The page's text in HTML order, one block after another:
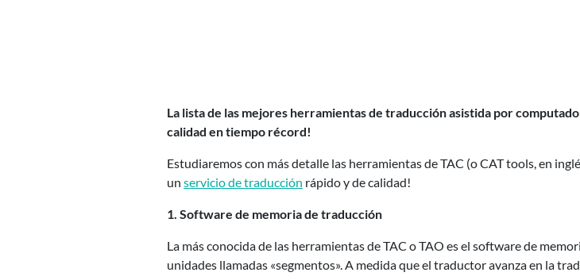
La lista de las mejores herramientas de traducción asistida por
calidad en tiempo récord!
Estudiaremos con más detalle las herramientas de TAC (o CAT tools, en
un servicio de traducción rápido y de calidad!
1. Software de memoria de traducción
La más conocida de las herramientas de TAC o TAO es el software de
unidades llamadas «segmentos». A medida que el traductor avanza en la